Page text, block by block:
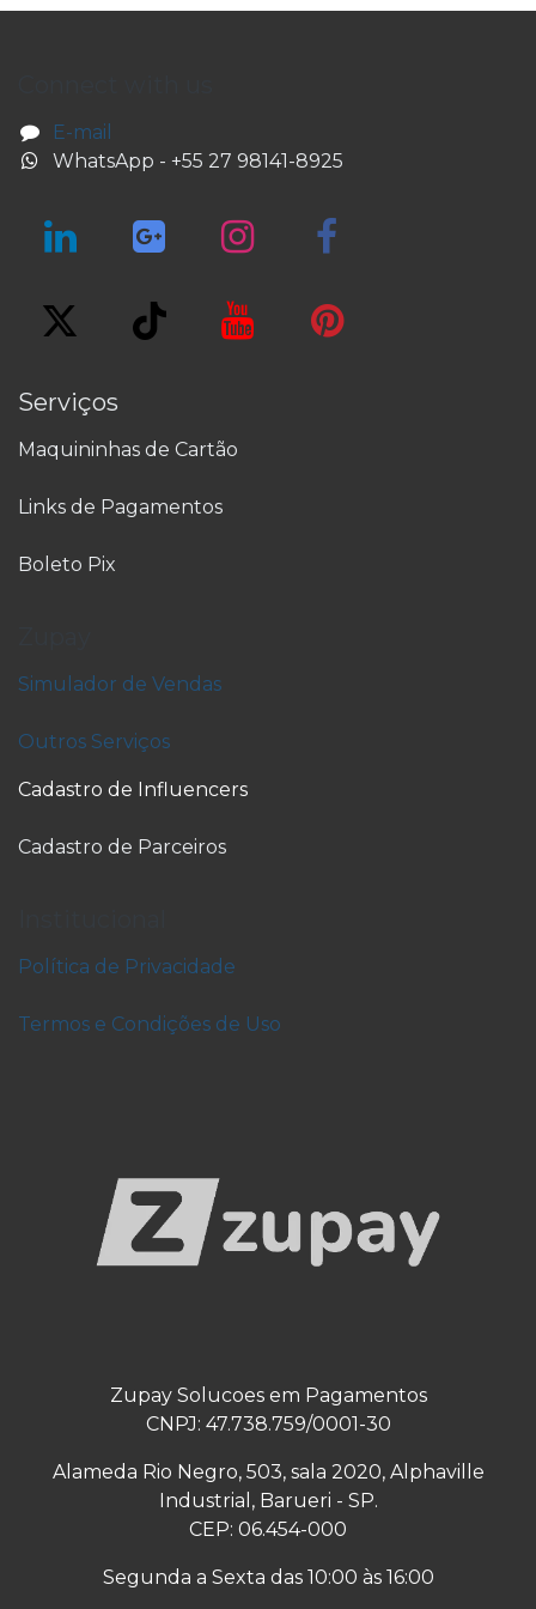
E-mail
WhatsApp - +55 27 98141-8925
Zupay Solucoes em Pagamentos
CNPJ: 47.738.759/0001-30
Alameda Rio Negro, 503, sala 2020, Alphaville
Industrial, Barueri - SP.
CEP: 06.454-000
Segunda a Sexta das 10:00 às 16:00
Serviços
Maquininhas de Cartão
Links de Pagamentos
Boleto Pix
Simulador de Vendas
Outros Serviços
Cadastro de Influencers
Cadastro de Parceiros
Política de Privacidade
Termos e Condições de Uso